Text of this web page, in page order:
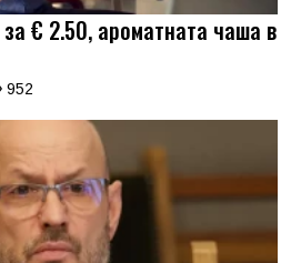
€ 2.50, ароматната чаша в
952